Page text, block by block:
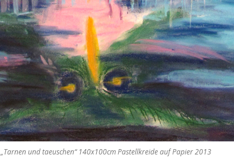
„Tarnen und taeuschen“ 140x100cm Pastellkreide auf Papier 2013